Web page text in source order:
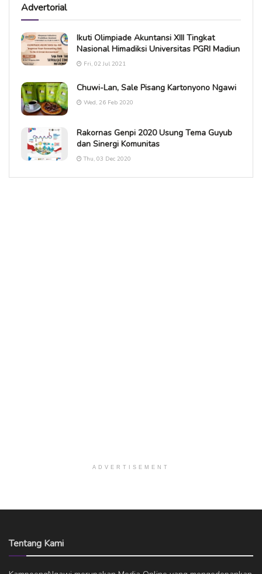
Advertorial
Ikuti Olimpiade Akuntansi XIII Tingkat
Nasional Himadiksi Universitas PGRI Madiun
Fri, 02 Jul 2021
Chuwi-Lan, Sale Pisang Kartonyono Ngawi
Wed, 26 Feb 2020
Rakornas Genpi 2020 Usung Tema Guyub
dan Sinergi Komunitas
Thu, 03 Dec 2020
ADVERTISEMENT
Tentang Kami